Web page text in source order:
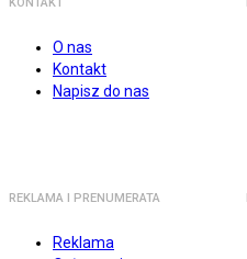
O nas
Kontakt
Napisz do nas
REKLAMA I PRENUMERATA
Reklama